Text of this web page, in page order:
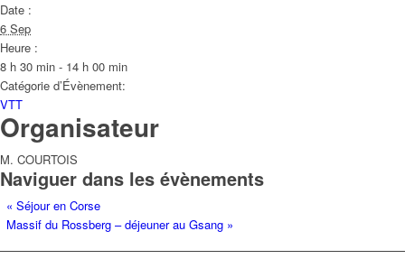
Date :
6 Sep
Heure :
8 h 30 min - 14 h 00 min
Catégorie d’Évènement:
VTT
Organisateur
M. COURTOIS
Naviguer dans les évènements
« Séjour en Corse
Massif du Rossberg – déjeuner au Gsang »